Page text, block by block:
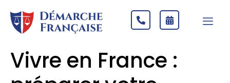
Vivre en France :